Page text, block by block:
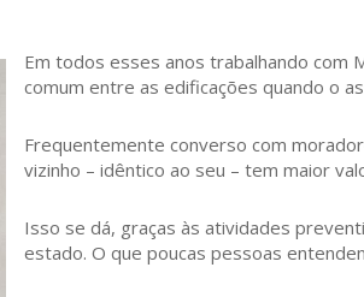
Em todos esses anos trabalhando com
comum entre as edificações quando o
Frequentemente converso com
vizinho – idêntico ao seu – tem maior
Isso se dá, graças às atividades
estado. O que poucas pessoas